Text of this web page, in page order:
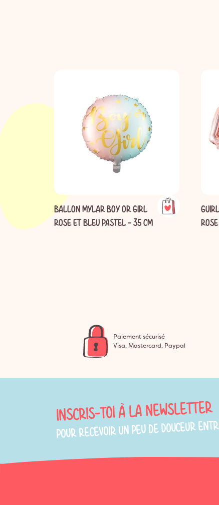
BALLON MYLAR BOY OR GIRL
ROSE ET BLEU PASTEL - 35 CM
Paiement sécurisé
Visa, Mastercard, Paypal
INSCRIS-TOI À LA NEWSLETTER
POUR RECEVOIR UN PEU DE DOUCEUR